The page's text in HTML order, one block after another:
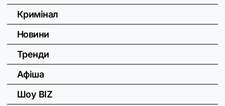
Кримінал
Новини
Тренди
Афіша
Шоу BIZ